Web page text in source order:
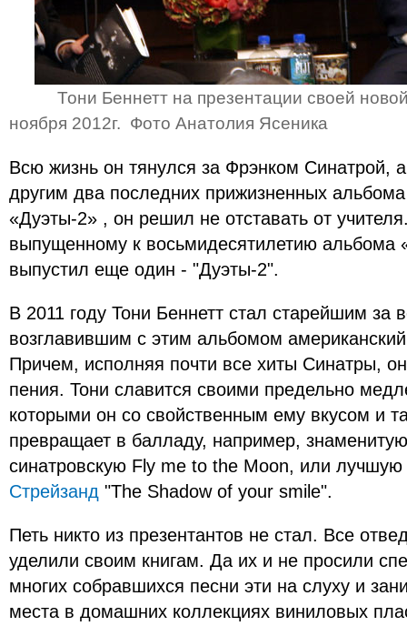
Тони Беннетт на презентации своей
ноября 2012г. Фото Анатолия Ясеника
Всю жизнь он тянулся за Фрэнком Синатрой,
другим два последних прижизненных
«Дуэты-2» , он решил не отставать от
выпущенному к восьмидесятилетию альбома
выпустил еще один - "Дуэты-2".
В 2011 году Тони Беннетт стал старейшим за
возглавившим c этим альбомом
Причем, исполняя почти все хиты Синатры,
пения. Тони славится своими предельно
которыми он со свойственным ему вкусом и
превращает в балладу, например,
синатровскую Fly me to the Moon, или
Стрейзанд "The Shadow of your smile".
Петь никто из презентантов не стал. Все
уделили своим книгам. Да их и не просили
многих собравшихся песни эти на слуху и
места в домашних коллекциях виниловых